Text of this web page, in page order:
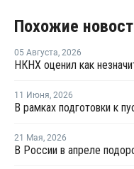
Похожие
05 Августа, 2026
11 Июня, 2026
21 Мая, 2026
В России в апреле